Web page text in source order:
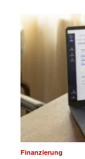
Finanzierung